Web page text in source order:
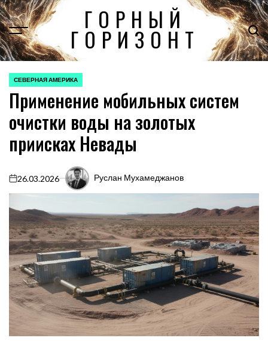
Перейти
к
содержимому
ГОРНЫЙ
ГОРИЗОНТ
ОПУБЛИКОВАНО
В
СЕВЕРНАЯ АМЕРИКА
Применение мобильных систем
очистки воды на золотых
приисках Невады
on
26.03.2026 Руслан Мухамеджанов